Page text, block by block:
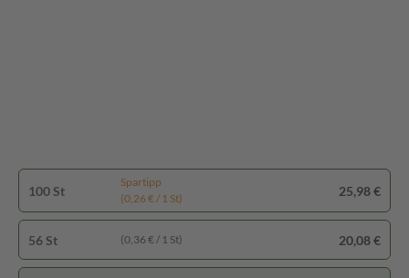
100 St
Spartipp
(0,26 € / 1 St)
25,98 €
56 St (0,36 € / 1 St) 20,08 €